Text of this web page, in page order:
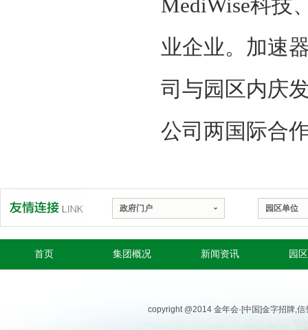
MediWise科技
业企业。加速
司与园区内庆
公司两国际合
政府门户 园区单位
首页 集团概况 新闻资讯 园
copyright @2014 金年会·[中国]金字招牌,信誉至